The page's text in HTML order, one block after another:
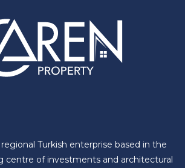
Turkish enterprise based in the
centre of investments and architectural